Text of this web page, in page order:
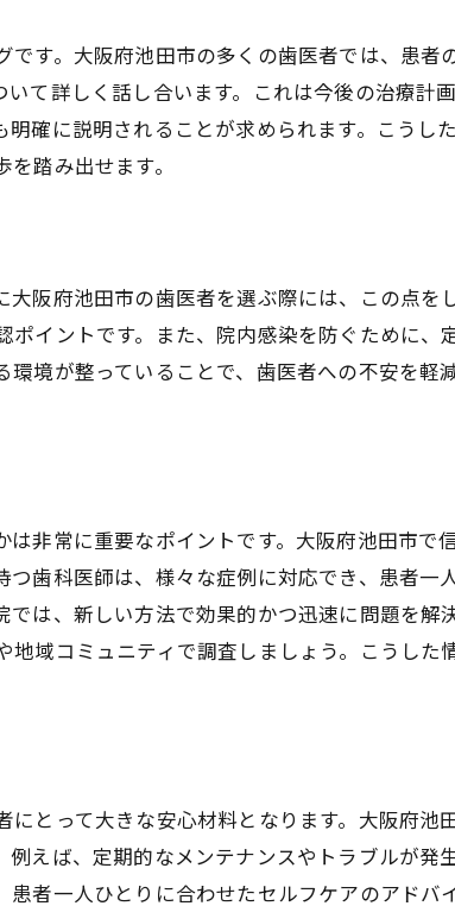
のカウンセリング内容
画の説明の丁寧さ
の清潔さと安全対策
方法の多様性
価の歯医者の特徴
人気の理由
ミで評価が高い医院の共通点
医者でも不安ゼロ！池田市での選び方ガイド
の不安を減らすポイント
やすい医院の見つけ方
感を得るための事前準備
者に人気の歯医者を選ぶコツ
人気の理由とは
す。大阪府池田市の多くの歯医者では、患者
て詳しく話し合います。これは今後の治療計
確に説明されることが求められます。こうし
踏み出せます。
阪府池田市の歯医者を選ぶ際には、この点を
イントです。また、院内感染を防ぐために、
境が整っていることで、歯医者への不安を軽
非常に重要なポイントです。大阪府池田市で
歯科医師は、様々な症例に対応でき、患者一
は、新しい方法で効果的かつ迅速に問題を解
域コミュニティで調査しましょう。こうした
とって大きな安心材料となります。大阪府池
えば、定期的なメンテナンスやトラブルが発
者一人ひとりに合わせたセルフケアのアド